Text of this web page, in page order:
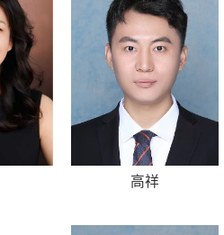
高祥